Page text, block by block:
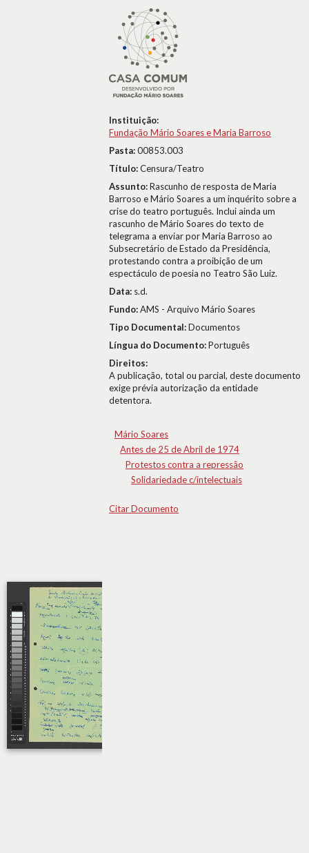
Instituição:
Fundação Mário Soares e Maria Barroso
Pasta:00853.003
Título:Censura/Teatro
Assunto:Rascunho de resposta de Maria
Barroso e Mário Soares a um inquérito sobre a
crise do teatro português. Inclui ainda um
rascunho de Mário Soares do texto de
telegrama a enviar por Maria Barroso ao
Subsecretário de Estado da Presidência,
protestando contra a proibição de um
espectáculo de poesia no Teatro São Luiz.
Data: s.d.
Fundo:AMS - Arquivo Mário Soares
Tipo Documental:Documentos
Língua do Documento:Português
Direitos:
A publicação, total ou parcial, deste documento
exige prévia autorização da entidade
detentora.
Mário Soares
Antes de 25 de Abril de 1974
Protestos contra a repressão
Solidariedade c/intelectuais
Citar Documento